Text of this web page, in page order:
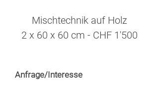
Mischtechnik auf Holz
2 x 60 x 60 cm - CHF 1'500
Anfrage/Interesse